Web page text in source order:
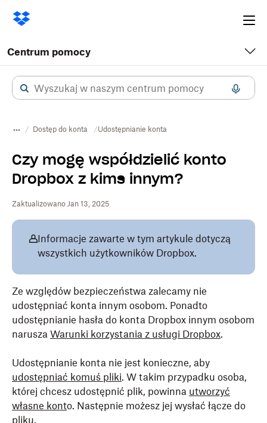
Centrum pomocy
Dostęp do konta ​​Udostępnianie konta
Czy mogę współdzielić konto
Dropbox z kimś innym?
Zaktualizowano Jan 13, 2025
Informacje zawarte w tym artykule dotyczą
wszystkich użytkowników Dropbox.
Ze względów bezpieczeństwa zalecamy nie
udostępniać konta innym osobom. Ponadto
udostępnianie hasła do konta Dropbox innym osobom
narusza Warunki korzystania z usługi Dropbox.
Udostępnianie konta nie jest konieczne, aby
udostępniać komuś pliki. W takim przypadku osoba,
której chcesz udostępnić plik, powinna utworzyć
własne konto. Następnie możesz jej wysłać łącze do
pliku.